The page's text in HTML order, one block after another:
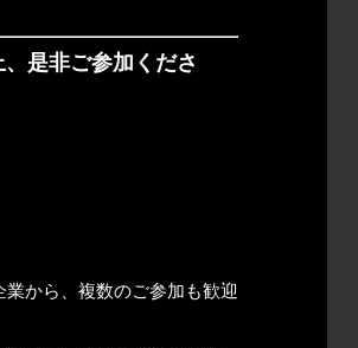
是非ご参加くださ
から、複数のご参加も歓迎